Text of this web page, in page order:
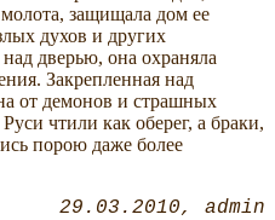
защищала дом ее
духов и других
дверью, она охраняла
Закрепленная над
от демонов и страшных
чтили как оберег, а браки,
порою даже более
29.03.2010 admin